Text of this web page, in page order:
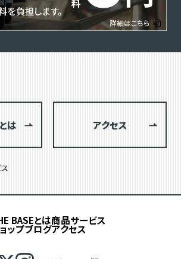
は アクセス
BASEとは商品サービス
ップブログアクセス